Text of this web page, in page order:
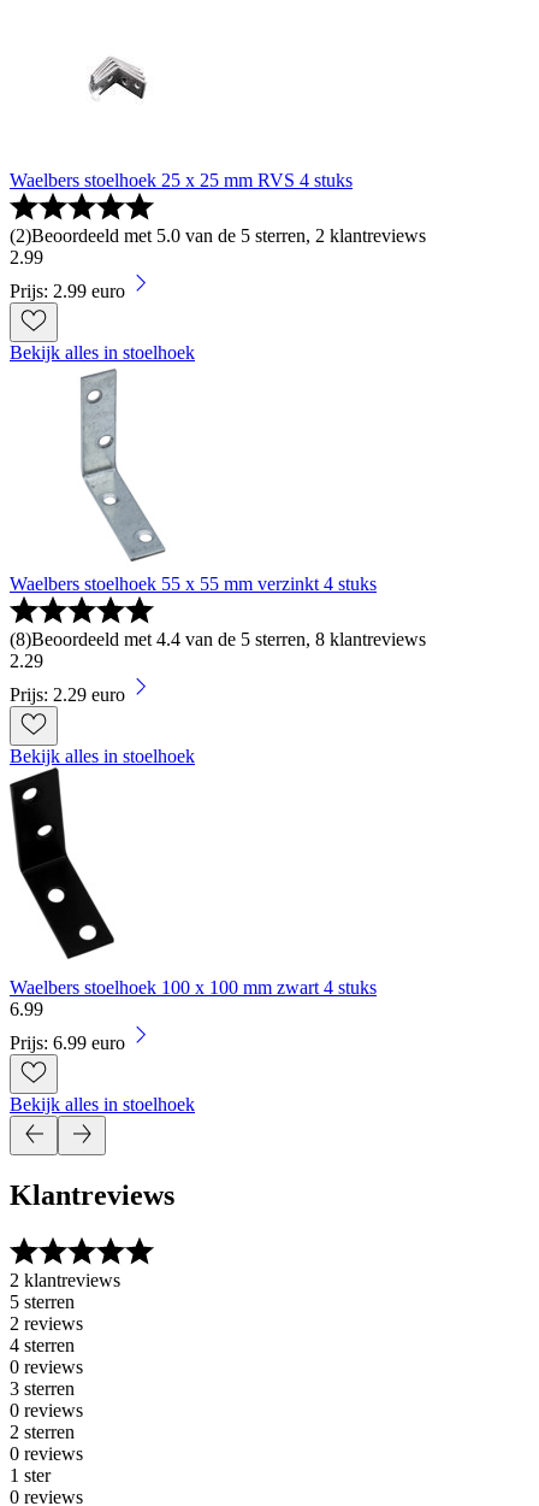
Waelbers stoelhoek 25 x 25 mm RVS 4 stuks
(2)Beoordeeld met 5.0 van de 5 sterren, 2 klantreviews
2.99
Prijs: 2.99 euro
Bekijk alles in stoelhoek
Waelbers stoelhoek 55 x 55 mm verzinkt 4 stuks
(8)Beoordeeld met 4.4 van de 5 sterren, 8 klantreviews
2.29
Prijs: 2.29 euro
Bekijk alles in stoelhoek
Waelbers stoelhoek 100 x 100 mm zwart 4 stuks
6.99
Prijs: 6.99 euro
Bekijk alles in stoelhoek
Klantreviews
2 klantreviews
5 sterren
2 reviews
4 sterren
0 reviews
3 sterren
0 reviews
2 sterren
0 reviews
1 ster
0 reviews